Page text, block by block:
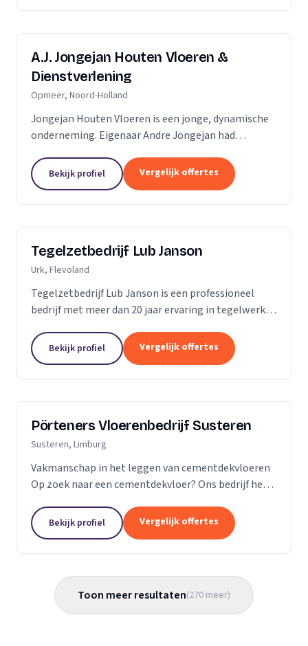
A.J. Jongejan Houten Vloeren &
Dienstverlening
Opmeer, Noord-Holland
Jongejan Houten Vloeren is een jonge, dynamische
onderneming. Eigenaar Andre Jongejan had
timmerbranche, toen hij in 2004 met zijn eigen
bedrijf van start ging....
Bekijk profiel Vergelijk offertes
Tegelzetbedrijf Lub Janson
Urk, Flevoland
Tegelzetbedrijf Lub Janson is een professioneel
bedrijf met meer dan 20 jaar ervaring in tegelwerk.
Bekijk profiel Vergelijk offertes
Pörteners Vloerenbedrijf Susteren
Susteren, Limburg
Vakmanschap in het leggen van cementdekvloeren
Op zoek naar een cementdekvloer? Ons bedrijf heeft
ervaring wat betreft woningbouw en utiliteitsbouw.
Bekijk profiel Vergelijk offertes
Toon meer resultaten(270 meer)